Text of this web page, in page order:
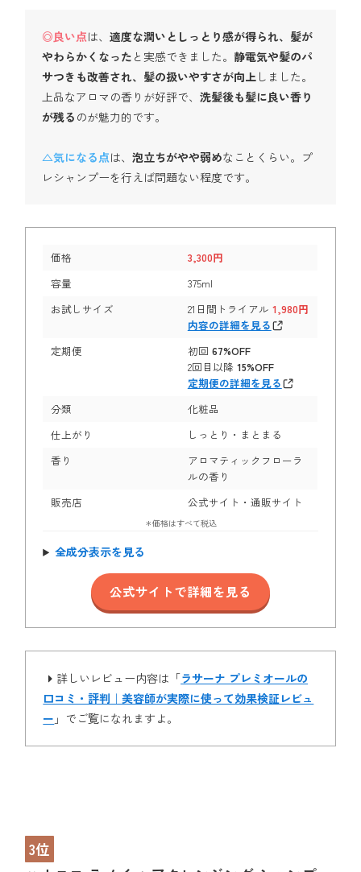
◎良い点は、適度な潤いとしっとり感が得られ、髪が
やわらかくなった と実感できました。静電気や髪のパ
サつきも改善され、髪の扱いやすさが向上 しました。
上品なアロマの香りが好評で、洗髪後も髪に良い香り
が残る のが魅力的です。
△気になる点は、泡立ちがやや弱めなことくらい。プ
レシャンプーを行えば問題ない程度です。
価格
3,300円
容量
375ml
お試しサイズ
21日間トライアル 1,980円
内容の詳細を見る
定期便
初回 67%OFF
2回目以降 15%OFF
定期便の詳細を見る
分類
化粧品
仕上がり
しっとり・まとまる
香り
アロマティックフローラ
ルの香り
販売店
公式サイト・通販サイト
＊価格はすべて税込
全成分表示を見る
公式サイトで詳細を見る
詳しいレビュー内容は「ラサーナ プレミオールの
口コミ・評判｜美容師が実際に使って効果検証レビュ
ー 」でご覧になれますよ。
3位